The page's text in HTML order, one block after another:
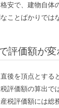
安で、建物自体
ことばかりでは
評価額が変
後を頂点とする
評価額の算出で
税評価額には総